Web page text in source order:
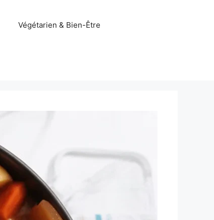
Végétarien & Bien-Être